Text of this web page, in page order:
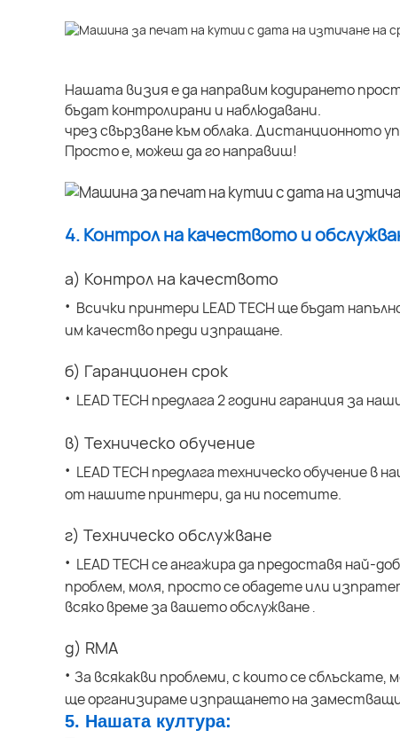
Нашата визия е да направим кодирането
бъдат контролирани и наблюдавани.
чрез свързване към облака. Дистанционното
Просто е, можеш да го направиш!
4. Контрол на качеството и
а) Контрол на качеството
· Всички принтери LEAD TECH ще бъдат
им качество преди изпращане.
б) Гаранционен срок
· LEAD TECH предлага 2 години гаранция за
в) Техническо обучение
· LEAD TECH предлага техническо обучение
от нашите принтери, да ни посетите.
г) Техническо обслужване
· LEAD TECH се ангажира да предоставя най-
проблем, моля, просто се обадете или
всяко време за вашето обслужване .
д) RMA
· За всякакви проблеми, с които се
ще организираме изпращането на
5. Нашата култура: